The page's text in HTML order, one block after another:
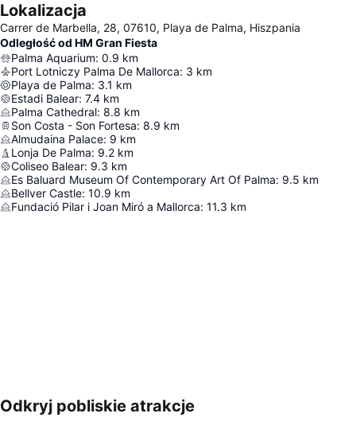
Lokalizacja
Carrer de Marbella, 28, 07610, Playa de Palma, Hiszpania
Odległość od HM Gran Fiesta
Palma Aquarium: 0.9 km
Port Lotniczy Palma De Mallorca: 3 km
Playa de Palma: 3.1 km
Estadi Balear: 7.4 km
Palma Cathedral: 8.8 km
Son Costa - Son Fortesa: 8.9 km
Almudaina Palace: 9 km
Lonja De Palma: 9.2 km
Coliseo Balear: 9.3 km
Es Baluard Museum Of Contemporary Art Of Palma: 9.5 km
Bellver Castle: 10.9 km
Fundació Pilar i Joan Miró a Mallorca: 11.3 km
Powiększ mapę
Odkryj pobliskie atrakcje